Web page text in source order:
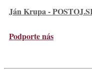
Ján Krupa -
Podporte nás